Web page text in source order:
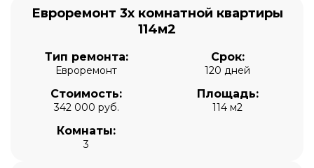
Евроремонт 3х комнатной квартиры
114м2
Тип ремонта:
Евроремонт
Срок:
120 дней
Стоимость:
342 000 руб.
Площадь:
114 м2
Комнаты:
3